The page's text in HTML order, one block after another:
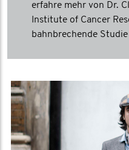
erfahre mehr von Dr.
Institute of Cancer
bahnbrechende